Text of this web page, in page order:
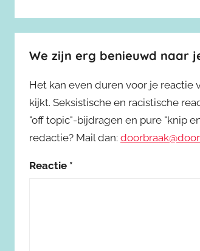
We zijn erg benieuwd naar
Het kan even duren voor je
kijkt. Seksistische en racistische
"off topic"-bijdragen en pure "knip
redactie? Mail dan:
Reactie *